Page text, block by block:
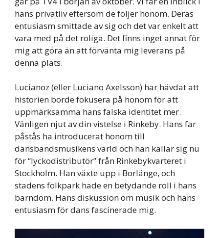
hans privatliv eftersom de följer honom. Deras
entusiasm smittade av sig och det var enkelt att
vara med på det roliga. Det finns inget annat för
mig att göra än att förvänta mig leverans på
denna plats.
Lucianoz (eller Luciano Axelsson) har hävdat att
historien borde fokusera på honom för att
uppmärksamma hans falska identitet mer.
Vänligen njut av din vistelse i Rinkeby. Hans far
påstås ha introducerat honom till
dansbandsmusikens värld och han kallar sig nu
för “lyckodistributör” från Rinkebykvarteret i
Stockholm. Han växte upp i Borlänge, och
stadens folkpark hade en betydande roll i hans
barndom. Hans diskussion om musik och hans
entusiasm för dans fascinerade mig.